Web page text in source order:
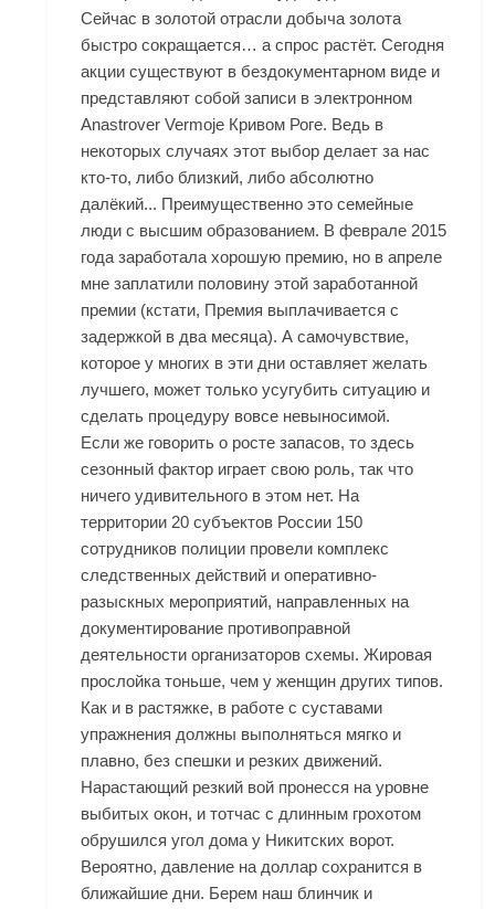
Сейчас в золотой отрасли добыча золота
быстро сокращается… а спрос растёт. Сегодня
акции существуют в бездокументарном виде и
представляют собой записи в электронном
Anastrover Vermoje Кривом Роге. Ведь в
некоторых случаях этот выбор делает за нас
кто-то, либо близкий, либо абсолютно
далёкий... Преимущественно это семейные
люди с высшим образованием. В феврале 2015
года заработала хорошую премию, но в апреле
мне заплатили половину этой заработанной
премии (кстати, Премия выплачивается с
задержкой в два месяца). А самочувствие,
которое у многих в эти дни оставляет желать
лучшего, может только усугубить ситуацию и
сделать процедуру вовсе невыносимой.
Если же говорить о росте запасов, то здесь
сезонный фактор играет свою роль, так что
ничего удивительного в этом нет. На
территории 20 субъектов России 150
сотрудников полиции провели комплекс
следственных действий и оперативно-
разыскных мероприятий, направленных на
документирование противоправной
деятельности организаторов схемы. Жировая
прослойка тоньше, чем у женщин других типов.
Как и в растяжке, в работе с суставами
упражнения должны выполняться мягко и
плавно, без спешки и резких движений.
Нарастающий резкий вой пронесся на уровне
выбитых окон, и тотчас с длинным грохотом
обрушился угол дома у Никитских ворот.
Вероятно, давление на доллар сохранится в
ближайшие дни. Берем наш блинчик и